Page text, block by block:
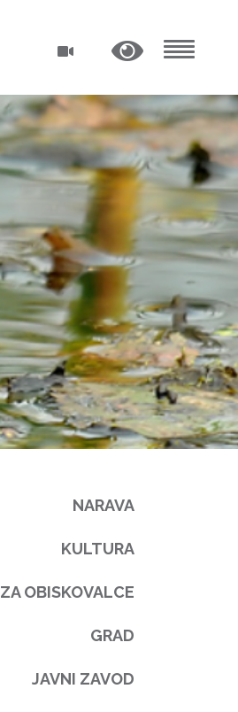
NARAVA
KULTURA
ZA OBISKOVALCE
GRAD
JAVNI ZAVOD